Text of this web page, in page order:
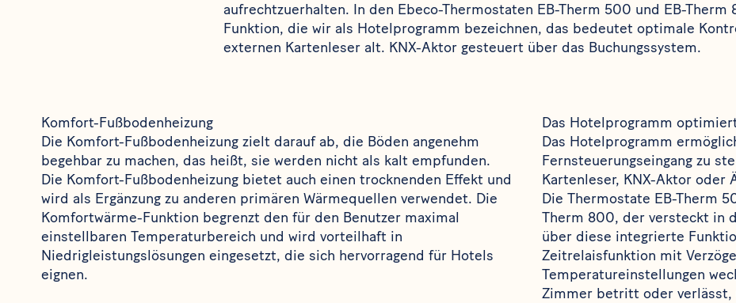
aufrechtzuerhalten. In den Ebeco-Thermostaten EB-Therm 500 und EB-Therm
Funktion, die wir als Hotelprogramm bezeichnen, das bedeutet optimale
externen Kartenleser alt. KNX-Aktor gesteuert über das Buchungssystem.
Komfort-Fußbodenheizung
Die Komfort-Fußbodenheizung zielt darauf ab, die Böden angenehm
begehbar zu machen, das heißt, sie werden nicht als kalt empfunden.
Die Komfort-Fußbodenheizung bietet auch einen trocknenden Effekt und
wird als Ergänzung zu anderen primären Wärmequellen verwendet. Die
Komfortwärme-Funktion begrenzt den für den Benutzer maximal
einstellbaren Temperaturbereich und wird vorteilhaft in
Niedrigleistungslösungen eingesetzt, die sich hervorragend für Hotels
eignen.
Das Hotelprogramm
Das Hotelprogramm
Fernsteuerungseingang zu
Kartenleser, KNX-Aktor oder
Die Thermostate EB-Therm
Therm 800, der versteckt in
über diese integrierte
Zeitrelaisfunktion mit
Temperatureinstellungen
Zimmer betritt oder